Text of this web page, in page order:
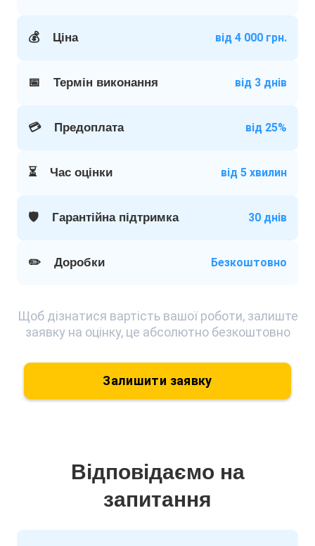
💰 Ціна від 4 000 грн.
📅 Термін виконання від 3 днів
💳 Предоплата від 25%
⏳ Час оцінки від 5 хвилин
🛡️ Гарантійна підтримка 30 днів
✏️ Доробки Безкоштовно
Щоб дізнатися вартість вашої роботи, залиште
заявку на оцінку, це абсолютно безкоштовно
Залишити заявку
Відповідаємо на
запитання